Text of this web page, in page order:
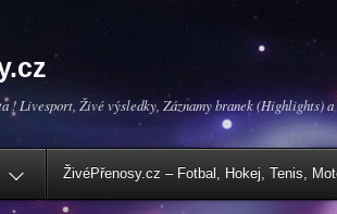
! Livesport, Živé výsledky, Záznamy branek (Highlights) a
ŽivéPřenosy.cz – Fotbal, Hokej, Tenis,